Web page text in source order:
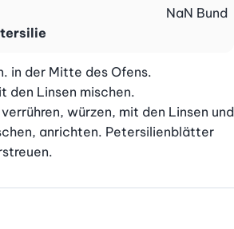
NaN Bund
in der Mitte des Ofens.
den Linsen mischen.
würzen, mit den Linsen und
anrichten. Petersilienblätter